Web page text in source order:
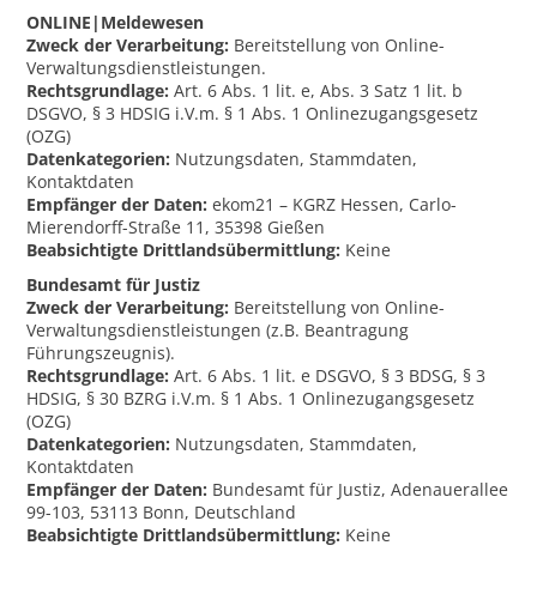
ONLINE|Meldewesen
Zweck der Verarbeitung: Bereitstellung von Online-
Verwaltungsdienstleistungen.
Rechtsgrundlage: Art. 6 Abs. 1 lit. e, Abs. 3 Satz 1 lit. b
DSGVO, § 3 HDSIG i.V.m. § 1 Abs. 1 Onlinezugangsgesetz
(OZG)
Datenkategorien: Nutzungsdaten, Stammdaten,
Kontaktdaten
Empfänger der Daten: ekom21 – KGRZ Hessen, Carlo-
Mierendorff-Straße 11, 35398 Gießen
Beabsichtigte Drittlandsübermittlung: Keine
Bundesamt für Justiz
Zweck der Verarbeitung: Bereitstellung von Online-
Verwaltungsdienstleistungen (z.B. Beantragung
Führungszeugnis).
Rechtsgrundlage: Art. 6 Abs. 1 lit. e DSGVO, § 3 BDSG, § 3
HDSIG, § 30 BZRG i.V.m. § 1 Abs. 1 Onlinezugangsgesetz
(OZG)
Datenkategorien: Nutzungsdaten, Stammdaten,
Kontaktdaten
Empfänger der Daten: Bundesamt für Justiz, Adenauerallee
99-103, 53113 Bonn, Deutschland
Beabsichtigte Drittlandsübermittlung: Keine